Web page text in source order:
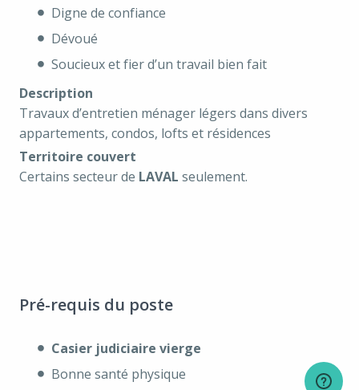
Digne de confiance
Dévoué
Soucieux et fier d’un travail bien fait
Description
Travaux d’entretien ménager légers dans divers
appartements, condos, lofts et résidences
Territoire couvert
Certains secteur de LAVAL seulement.
Pré-requis du poste
Casier judiciaire vierge
Bonne santé physique